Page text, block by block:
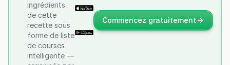
ingrédients
de cette
recette sous
forme de liste
de courses
intelligente —
Commencez gratuitement